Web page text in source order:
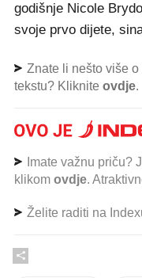
godišnje Nicole
svoje prvo dijete,
Znate li nešto više
tekstu? Kliknite ovdje.
Imate važnu priču?
klikom ovdje.
Želite raditi na